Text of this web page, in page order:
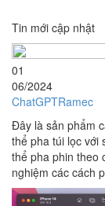
Tin mới cập nhật
01
06/2024
ChatGPTRamec
Đây là sản phẩm
thể pha túi lọc với
thể pha phin theo
nghiệm các cách